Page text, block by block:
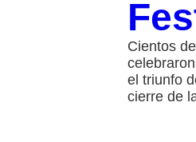
Cientos
el triunfo
cierre de